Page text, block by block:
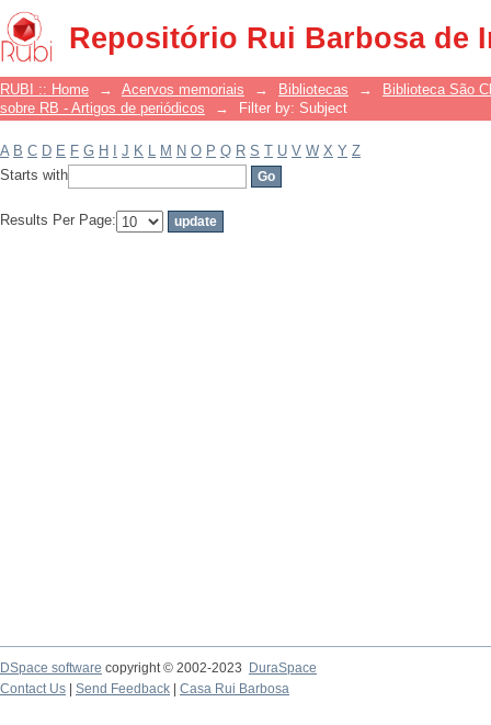
Repositório Rui Barbosa de
Filter by: Subject
RUBI :: Home → Acervos memoriais → Bibliotecas →
Biblioteca São
sobre RB - Artigos de periódicos
→ Filter by: Subject
A B C D E F G H J K L M N O P Q R S T U V W X Y Z
Starts with
Results Per Page:
DSpace software copyright © 2002-2023
DuraSpace
Contact Us
Send Feedback Casa Rui Barbosa